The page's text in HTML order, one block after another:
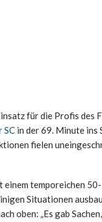
für die Profis des
SC in der 69. Minute ins
fielen
einem temporeichen
Situationen
oben: „Es gab